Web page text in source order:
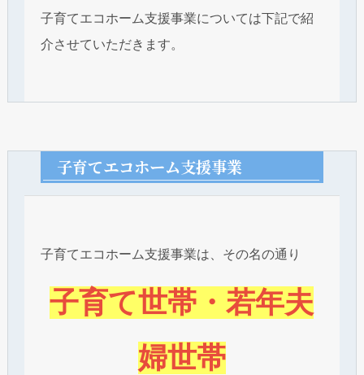
子育てエコホーム支援事業については下記で紹
介させていただきます。
子育てエコホーム支援事業
子育てエコホーム支援事業は、その名の通り
子育て世帯・若年夫
婦世帯